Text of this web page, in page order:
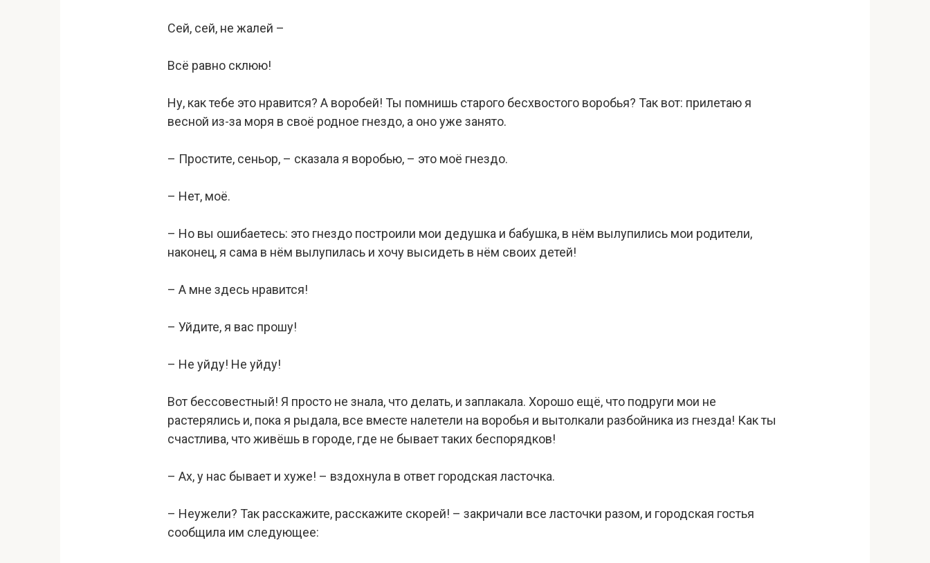
Сей, сей, не жалей –
Всё равно склюю!
Ну, как тебе это нравится? А воробей! Ты помнишь старого бесхвостого воробья? Так вот: прилетаю я
весной из-за моря в своё родное гнездо, а оно уже занято.
– Простите, сеньор, – сказала я воробью, – это моё гнездо.
– Нет, моё.
– Но вы ошибаетесь: это гнездо построили мои дедушка и бабушка, в нём вылупились мои родители,
наконец, я сама в нём вылупилась и хочу высидеть в нём своих детей!
– А мне здесь нравится!
– Уйдите, я вас прошу!
– Не уйду! Не уйду!
Вот бессовестный! Я просто не знала, что делать, и заплакала. Хорошо ещё, что подруги мои не
растерялись и, пока я рыдала, все вместе налетели на воробья и вытолкали разбойника из гнезда! Как ты
счастлива, что живёшь в городе, где не бывает таких беспорядков!
– Ах, у нас бывает и хуже! – вздохнула в ответ городская ласточка.
– Неужели? Так расскажите, расскажите скорей! – закричали все ласточки разом, и городская гостья
сообщила им следующее: